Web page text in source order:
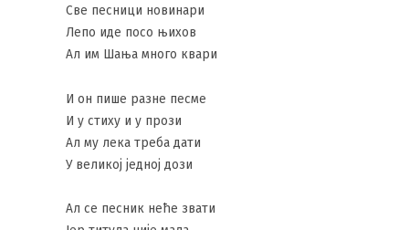
Све песници новинари
Лепо иде посо њихов
Ал им Шања много квари
И он пише разне песме
И у стиху и у прози
Ал му лека треба дати
У великој једној дози
Ал се песник неће звати